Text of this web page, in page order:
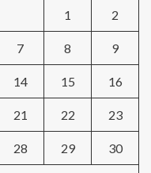
1
2
7 8 9
14 15 16
21 22 23
28 29 30